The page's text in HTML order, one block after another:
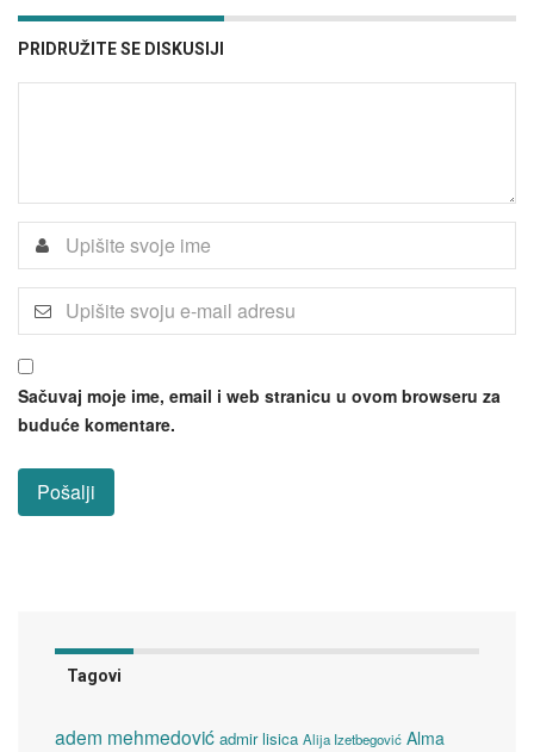
PRIDRUŽITE SE DISKUSIJI
Sačuvaj moje ime, email i web stranicu u ovom browseru za
buduće komentare.
Tagovi
adem mehmedović admir lisica Alija Izetbegović Alma